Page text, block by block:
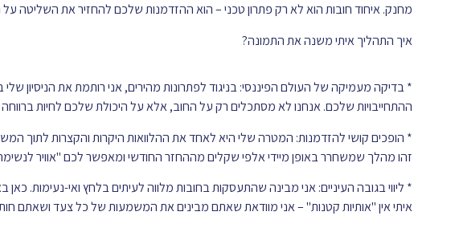
מחנק. איחוד חובות הוא לא רק פתרון טכני – הוא ההזדמנות שלכם להחזיר את השליטה
איך התהליך איתי משנה את התמונה?
* בדיקה מעמיקה של העולם הפיננסי: בניגוד לפתרונות מהירים, אני רותמת את הניסיון
ההתחייבויות שלכם. אנחנו לא מסתכלים רק על החוב, אלא על היכולת שלכם לחיות ברווחה
* הופכים קושי להזדמנות: המטרה שלי היא לאחד את ההלוואות היקרות והקצרות לתוך
זהו מהלך שמשחרר באופן מיידי אלפי שקלים מההחזר החודשי ומאפשר לכם "אוויר
* ליווי בגובה העיניים: אני מבינה שהתעסקות בחובות מלווה לעיתים בלחץ ואי-נעימות.
איתי אין "אותיות קטנות" – אני מוודאת שאתם מבינים את המשמעות של כל צעד ושאתם